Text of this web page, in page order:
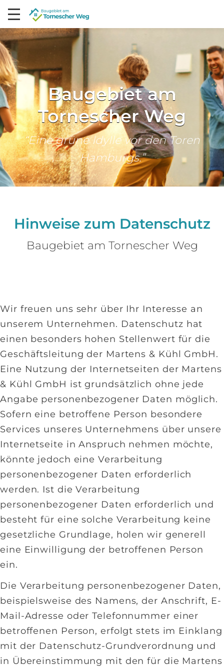
Baugebiet am
Tornescher Weg
“Eine grüne Idylle vor den Toren
Hamburgs.”
Hinweise zum Datenschutz
Baugebiet am Tornescher Weg
Wir freuen uns sehr über Ihr Interesse an
unserem Unternehmen. Datenschutz hat
einen besonders hohen Stellenwert für die
Geschäftsleitung der Martens & Kühl GmbH.
Eine Nutzung der Internetseiten der Martens
& Kühl GmbH ist grundsätzlich ohne jede
Angabe personenbezogener Daten möglich.
Sofern eine betroffene Person besondere
Services unseres Unternehmens über unsere
Internetseite in Anspruch nehmen möchte,
könnte jedoch eine Verarbeitung
personenbezogener Daten erforderlich
werden. Ist die Verarbeitung
personenbezogener Daten erforderlich und
besteht für eine solche Verarbeitung keine
gesetzliche Grundlage, holen wir generell
eine Einwilligung der betroffenen Person
ein.
Die Verarbeitung personenbezogener Daten,
beispielsweise des Namens, der Anschrift, E-
Mail-Adresse oder Telefonnummer einer
betroffenen Person, erfolgt stets im Einklang
mit der Datenschutz-Grundverordnung und
in Übereinstimmung mit den für die Martens